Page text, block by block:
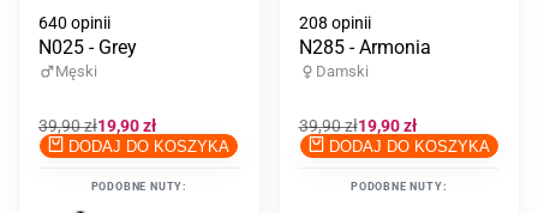
640 opinii
N025 - Grey
Męski
Cena
regularna
39,90 złCena
promocyjna
19,90 zł
DODAJ DO KOSZYKA
PODOBNE NUTY:
208 opinii
N285 - Armonia
Damski
Cena
regularna
39,90 złCena
promocyjna
19,90 zł
DODAJ DO KOSZYKA
PODOBNE NUTY: